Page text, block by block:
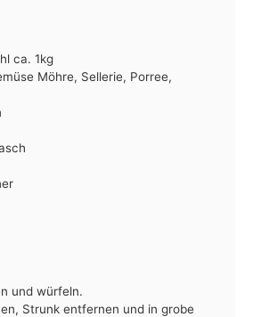
ca. 1kg
Möhre, Sellerie, Porree,
und würfeln.
Strunk entfernen und in grobe